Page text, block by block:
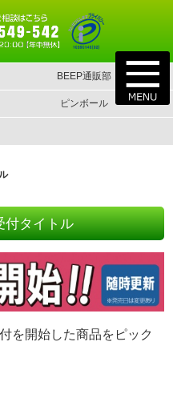
BEEP通販部
ピンボール
付タイトル
を開始した商品をピック